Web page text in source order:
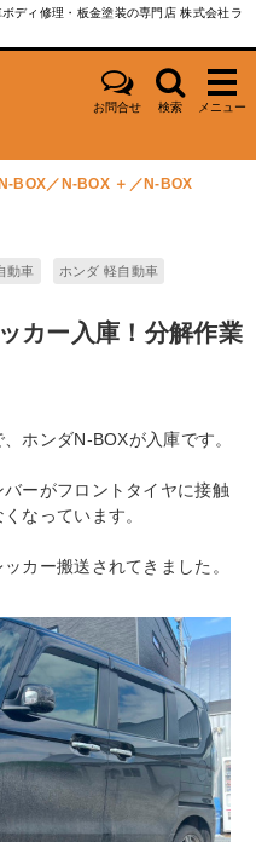
ディ修理・板金塗装の専門店 株式会社ラ
お問合せ 検索 メニュー
BOX／N-BOX ＋／N-BOX
動車 ホンダ 軽自動車
カー入庫！分解作業
ホンダN-BOXが入庫です。
ーがフロントタイヤに接触
なっています。
カー搬送されてきました。